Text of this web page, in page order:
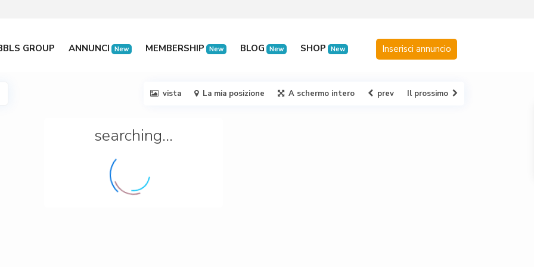
GROUP ANNUNCI New MEMBERSHIP New BLOG New SHOP New
searching...
vista La mia posizione A schermo intero prev Il prossimo